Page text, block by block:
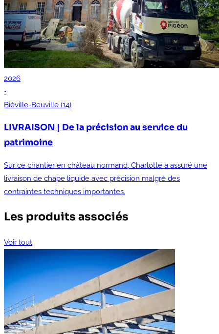
2026
•
Biéville-Beuville (14)
LIVRAISON | De la précision au service du
patrimoine
Sur ce chantier en château normand, Charlotte a assuré une
livraison de chape liquide avec précision malgré des
contraintes techniques importantes.
Les produits associés
Voir tout